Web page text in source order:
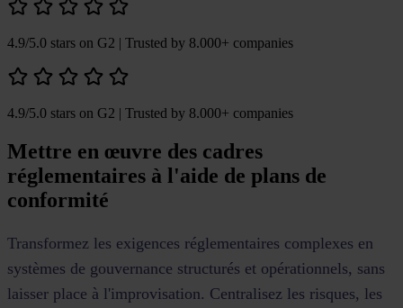
4.9/5.0 stars on G2 | Trusted by 8.000+ companies
4.9/5.0 stars on G2 | Trusted by 8.000+ companies
Mettre en œuvre des cadres
réglementaires à l'aide de plans de
conformité
Transformez les exigences réglementaires complexes en
systèmes de gouvernance structurés et opérationnels, sans
laisser place à l'improvisation. Centralisez les risques, les